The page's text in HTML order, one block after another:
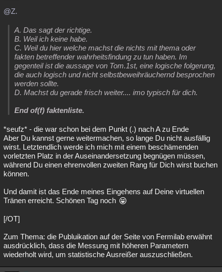
@Z.
A. Das sagt der richtige.
B. Weil ich keine habe.
C. Weil du hier welche machst die nichts mit thema oder
fakten betreffender wahrheitsfindung zu tun haben. Im
gegenteil ist die aussage von Tom.1st, eine logische folgerung,
die auch logisch und nicht selbstbeweihräuchernd besprochen
werden sollte.
D. Machst du gerade frisch weiter.... imo typisch für dich.
End of(f) faktenliste.
*seufz* - die war schon bei dem Punkt (.) nach A zu Ende
Aber Du kannst gerne weitermachen, so lange Du nicht ausfällig
wirst. Letztendlich werde ich mich mit einem beschämenden
vorletzten Platz in der Auseinandersetzung begnügen müssen,
während Du einen ehrenvollen zweiten Rang für Dich wirst buchen
können.
Und damit ist das Ende meines Eingehens auf Deine virtuellen
Tränen erreicht. Schönen Tag noch
[/OT]
Zum Thema: die Publuikation auf der Seite von Fermilab erwähnt
ausdrücklich, dass die Messung mit höheren Parametern
wiederholt wird, um statistische Ausreißer auszuschließen.